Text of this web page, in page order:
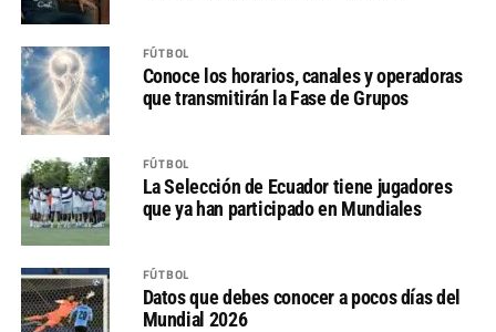
FÚTBOL
Conoce los horarios, canales y operadoras
que transmitirán la Fase de Grupos
FÚTBOL
La Selección de Ecuador tiene jugadores
que ya han participado en Mundiales
FÚTBOL
Datos que debes conocer a pocos días del
Mundial 2026